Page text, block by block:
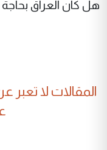
هل كان العراق
المقالات لا تعبر